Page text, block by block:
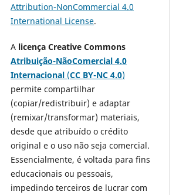
Attribution-NonCommercial 4.0
International License.
A licença Creative Commons
Atribuição-NãoComercial 4.0
Internacional (CC BY-NC 4.0)
permite compartilhar
(copiar/redistribuir) e adaptar
(remixar/transformar) materiais,
desde que atribuído o crédito
original e o uso não seja comercial.
Essencialmente, é voltada para fins
educacionais ou pessoais,
impedindo terceiros de lucrar com